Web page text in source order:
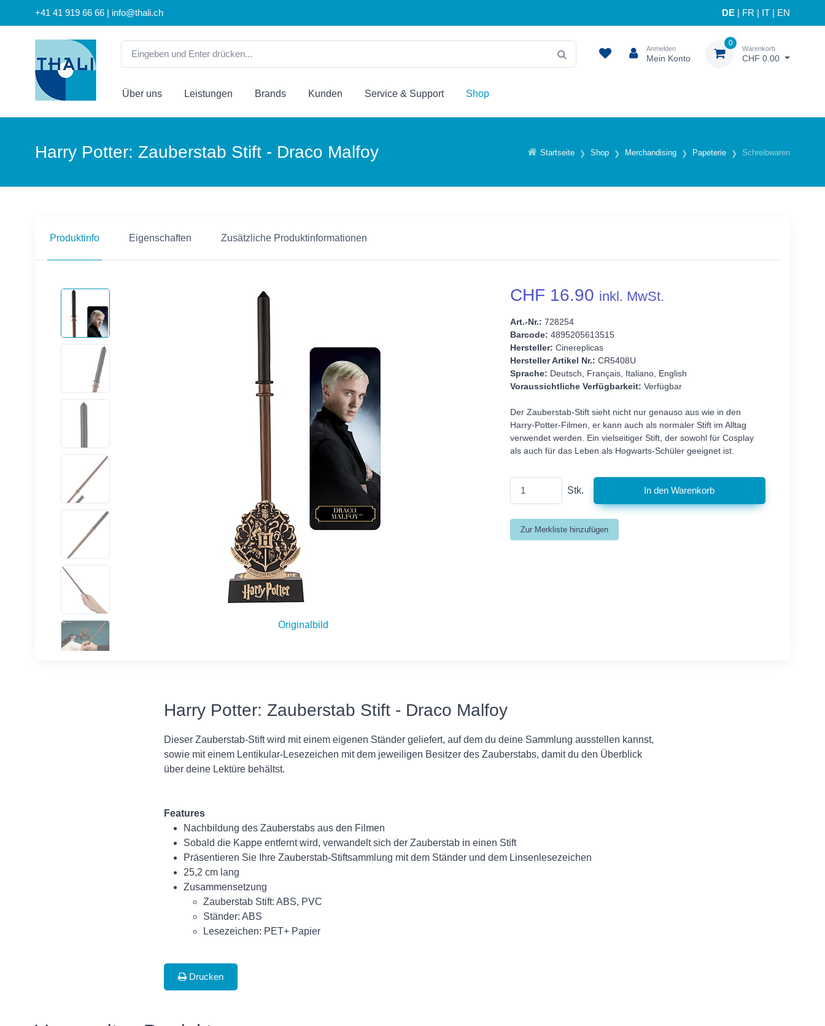
+41 41 919 66 66 | info@thali.ch DE FR IT EN
Anmelden
Mein Konto
0
Warenkorb
CHF 0.00
Über uns Leistungen Brands Kunden Service & Support Shop
Startseite Shop Merchandising Papeterie Schreibwaren
Harry Potter: Zauberstab Stift - Draco Malfoy
Produktinfo Eigenschaften Zusätzliche Produktinformationen
Originalbild
CHF 16.90 inkl. MwSt.
Art.-Nr.: 728254
Barcode: 4895205613515
Hersteller: Cinereplicas
Hersteller Artikel Nr.: CR5408U
Sprache: Deutsch, Français, Italiano, English
Voraussichtliche Verfügbarkeit: Verfügbar
Der Zauberstab-Stift sieht nicht nur genauso aus wie in den
Harry-Potter-Filmen, er kann auch als normaler Stift im Alltag
verwendet werden. Ein vielseitiger Stift, der sowohl für Cosplay
als auch für das Leben als Hogwarts-Schüler geeignet ist.
Stk.
Harry Potter: Zauberstab Stift - Draco Malfoy
Dieser Zauberstab-Stift wird mit einem eigenen Ständer geliefert, auf dem du deine Sammlung ausstellen kannst,
sowie mit einem Lentikular-Lesezeichen mit dem jeweiligen Besitzer des Zauberstabs, damit du den Überblick
über deine Lektüre behältst.
Features
Nachbildung des Zauberstabs aus den Filmen
Sobald die Kappe entfernt wird, verwandelt sich der Zauberstab in einen Stift
Präsentieren Sie Ihre Zauberstab-Stiftsammlung mit dem Ständer und dem Linsenlesezeichen
25,2 cm lang
Zusammensetzung
Zauberstab Stift: ABS, PVC
Ständer: ABS
Lesezeichen: PET+ Papier
Drucken